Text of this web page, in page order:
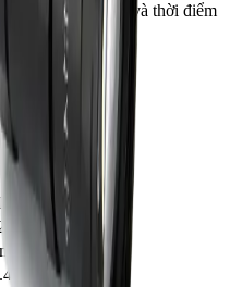
số lượng, tồn kho và thời điểm
Giá trị